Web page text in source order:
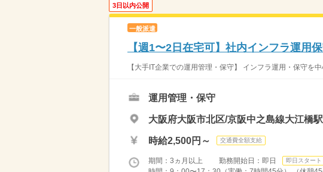
3日以内公開
一般派遣
【週1〜2日在宅可】社内インフラ運用
【大手IT企業での運用管理・保守】 インフラ運用・保守を
運用管理・保守
大阪府大阪市北区/京阪中之島線大江橋駅
時給2,500円～ 交通費全額支給
期間：3ヵ月以上 勤務開始日：即日 即日スタート